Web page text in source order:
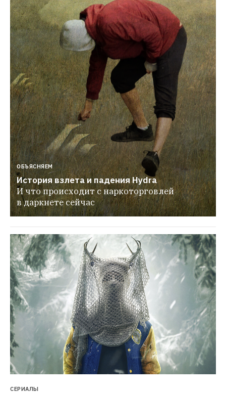
ОБЪЯСНЯЕМ
История взлета и падения Hydra
И что происходит с наркоторговлей
в даркнете сейчас
СЕРИАЛЫ